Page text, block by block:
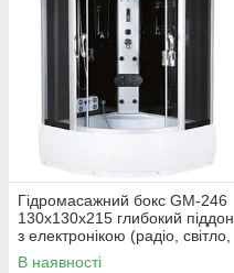
Гідромасажний бокс GM-246
130x130x215 глибокий піддон
з електронікою (радіо, світло,
витяжка) і гідромасажем
В наявності